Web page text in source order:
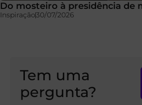
Do mosteiro à presidência de
Inspiração30/07/2026
Tem uma
pergunta?